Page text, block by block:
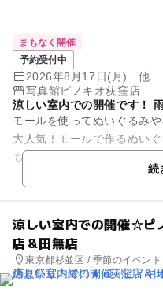
まもなく開催
予約受付中
2026年8月17日(月)...他
写真館ピノキオ荻窪店
涼しい室内での開催です！
モールを使ってぬいぐるみやキ
大人気！モールで作るぬい
続
涼しい室内での開催☆
店＆田無店
東京都杉並区 / 季節のイベント